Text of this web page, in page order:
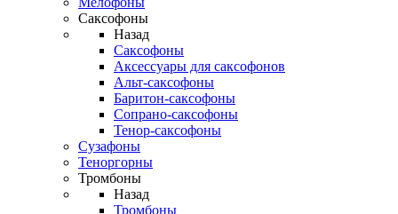
Саксофоны
Назад
Саксофоны
Аксессуары для саксофонов
Альт-саксофоны
Баритон-саксофоны
Сопрано-саксофоны
Тенор-саксофоны
Сузафоны
Теноргорны
Тромбоны
Назад
Тромбоны